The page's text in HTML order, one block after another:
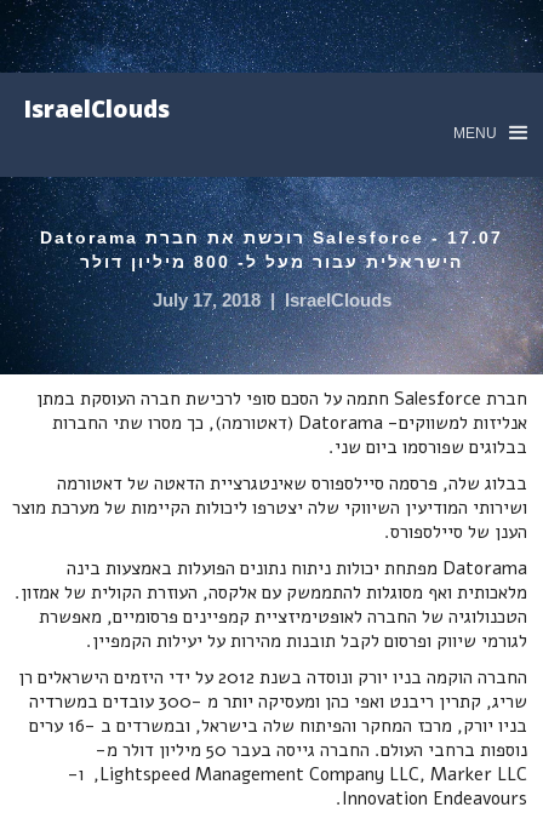
IsraelClouds
MENU
17.07 - Salesforce רוכשת את חברת Datorama
הישראלית עבור מעל ל- 800 מיליון דולר
IsraelClouds
|
July 17, 2018
חברת Salesforce חתמה על הסכם סופי לרכישת חברה העוסקת במתן
אנליזות למשווקים- Datorama (דאטורמה), כך מסרו שתי החברות
בבלוגים שפורסמו ביום שני.
בבלוג שלה, פרסמה סיילספורס שאינטגרציית הדאטה של דאטורמה
ושירותי המודיעין השיווקי שלה יצטרפו ליכולות הקיימות של מערכת מוצר
הענן של סיילספורס.
Datorama מפתחת יכולות ניתוח נתונים הפועלות באמצעות בינה
מלאכותית ואף מסוגלות להתממשק עם אלקסה, העוזרת הקולית של אמזון.
הטכנולוגיה של החברה לאופטימיזציית קמפיינים פרסומיים, מאפשרת
לגורמי שיווק ופרסום לקבל תובנות מהירות על יעילות הקמפיין.
החברה הוקמה בניו יורק ונוסדה בשנת 2012 על ידי היזמים הישראלים רן
שריג, קתרין ריבנט ואפי כהן ומעסיקה יותר מ -300 עובדים במשרדיה
בניו יורק, מרכז המחקר והפיתוח שלה בישראל, ובמשרדים ב -16 ערים
נוספות ברחבי העולם. החברה גייסה בעבר 50 מיליון דולר מ-
Lightspeed Management Company LLC, Marker LLC, ו-
Innovation Endeavours.